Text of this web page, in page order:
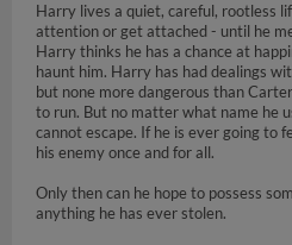
Harry lives a quiet, careful, rootless
attention or get attached - until he
Harry thinks he has a chance at
haunt him. Harry has had dealings
but none more dangerous than
to run. But no matter what name he
cannot escape. If he is ever going to
his enemy once and for all.
Only then can he hope to possess
anything he has ever stolen.